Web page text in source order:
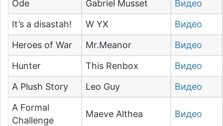
Öde Gabriel Musset
Видео
It’s a disastah!
W YX
Видео
Heroes of War
Mr.Meanor
Видео
Hunter
This Renbox
Видео
A Plush Story
Leo Guy
Видео
A Formal
Challenge
Maeve Althea Видео